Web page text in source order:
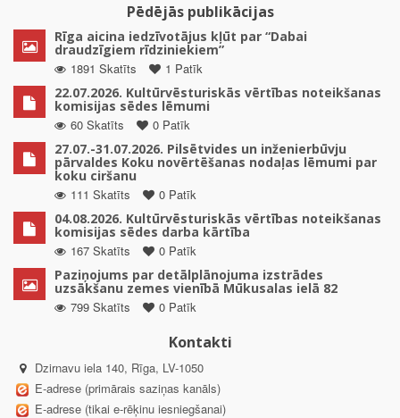
Pēdējās publikācijas
Rīga aicina iedzīvotājus kļūt par “Dabai
draudzīgiem rīdziniekiem”
1891 Skatīts
1 Patīk
22.07.2026. Kultūrvēsturiskās vērtības noteikšanas
komisijas sēdes lēmumi
60 Skatīts
0 Patīk
27.07.-31.07.2026. Pilsētvides un inženierbūvju
pārvaldes Koku novērtēšanas nodaļas lēmumi par
koku ciršanu
111 Skatīts
0 Patīk
04.08.2026. Kultūrvēsturiskās vērtības noteikšanas
komisijas sēdes darba kārtība
167 Skatīts
0 Patīk
Paziņojums par detālplānojuma izstrādes
uzsākšanu zemes vienībā Mūkusalas ielā 82
799 Skatīts
0 Patīk
Kontakti
Dzirnavu iela 140, Rīga, LV-1050
E-adrese (primārais saziņas kanāls)
E-adrese (tikai e-rēķinu iesniegšanai)